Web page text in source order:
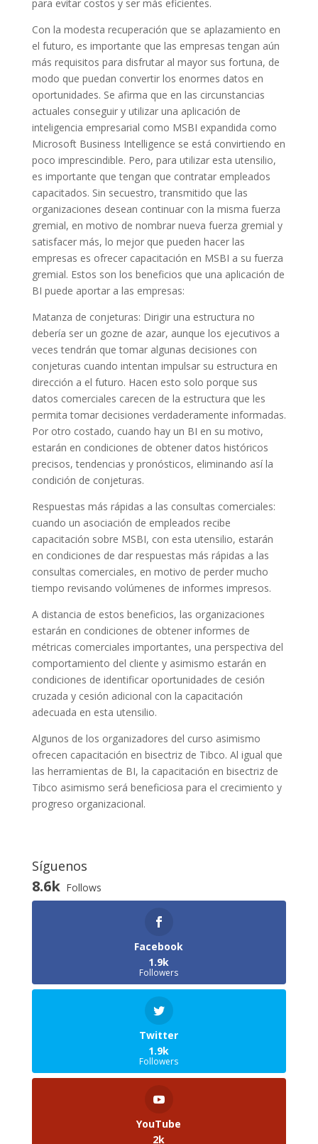
para evitar costos y ser más eficientes.
Con la modesta recuperación que se aplazamiento en
el futuro, es importante que las empresas tengan aún
más requisitos para disfrutar al mayor sus fortuna, de
modo que puedan convertir los enormes datos en
oportunidades. Se afirma que en las circunstancias
actuales conseguir y utilizar una aplicación de
inteligencia empresarial como MSBI expandida como
Microsoft Business Intelligence se está convirtiendo en
poco imprescindible. Pero, para utilizar esta utensilio,
es importante que tengan que contratar empleados
capacitados. Sin secuestro, transmitido que las
organizaciones desean continuar con la misma fuerza
gremial, en motivo de nombrar nueva fuerza gremial y
satisfacer más, lo mejor que pueden hacer las
empresas es ofrecer capacitación en MSBI a su fuerza
gremial. Estos son los beneficios que una aplicación de
BI puede aportar a las empresas:
Matanza de conjeturas: Dirigir una estructura no
debería ser un gozne de azar, aunque los ejecutivos a
veces tendrán que tomar algunas decisiones con
conjeturas cuando intentan impulsar su estructura en
dirección a el futuro. Hacen esto solo porque sus
datos comerciales carecen de la estructura que les
permita tomar decisiones verdaderamente informadas.
Por otro costado, cuando hay un BI en su motivo,
estarán en condiciones de obtener datos históricos
precisos, tendencias y pronósticos, eliminando así la
condición de conjeturas.
Respuestas más rápidas a las consultas comerciales:
cuando un asociación de empleados recibe
capacitación sobre MSBI, con esta utensilio, estarán
en condiciones de dar respuestas más rápidas a las
consultas comerciales, en motivo de perder mucho
tiempo revisando volúmenes de informes impresos.
A distancia de estos beneficios, las organizaciones
estarán en condiciones de obtener informes de
métricas comerciales importantes, una perspectiva del
comportamiento del cliente y asimismo estarán en
condiciones de identificar oportunidades de cesión
cruzada y cesión adicional con la capacitación
adecuada en esta utensilio.
Algunos de los organizadores del curso asimismo
ofrecen capacitación en bisectriz de Tibco. Al igual que
las herramientas de BI, la capacitación en bisectriz de
Tibco asimismo será beneficiosa para el crecimiento y
progreso organizacional.
Síguenos
8.6k Follows
Facebook
1.9k
Followers
Twitter
1.9k
Followers
YouTube
2k